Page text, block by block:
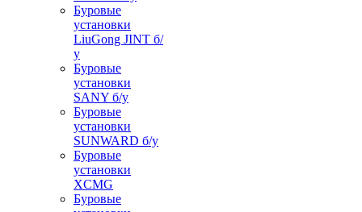
Буровые
установки
LiuGong JINT б/
у
Буровые
установки
SANY б/у
Буровые
установки
SUNWARD б/у
Буровые
установки
XCMG
Буровые